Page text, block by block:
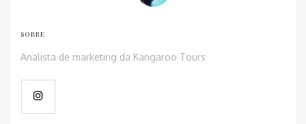
SOBRE
Analista de marketing da Kangaroo Tours